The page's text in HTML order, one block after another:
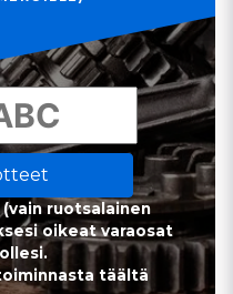
ruotsalainen
oikeat varaosat
täältä